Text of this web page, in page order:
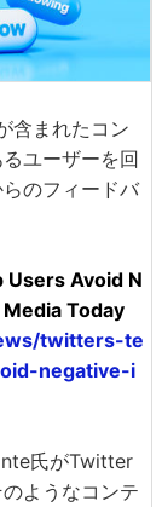
含まれたコン
ユーザーを回
のフィードバ
Avoid N
Today
twitters-te
negative-i
氏がTwitter
ようなコンテ